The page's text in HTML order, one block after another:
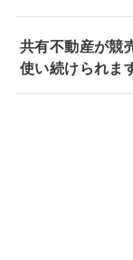
共有不動産が競
使い続けられま